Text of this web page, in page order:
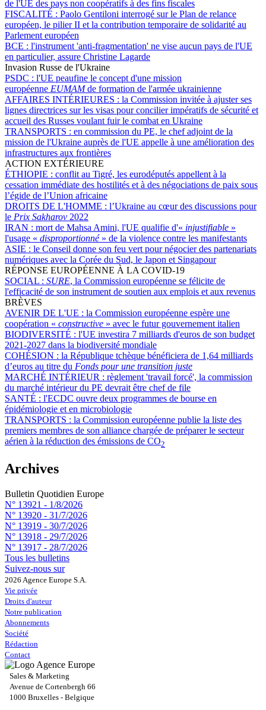
de l'UE des pays non coopératifs à des fins fiscales
FISCALITÉ : Paolo Gentiloni interrogé sur le Plan de relance
européen, le pilier II et la contribution temporaire de solidarité au
Parlement européen
BCE : l'instrument 'anti-fragmentation' ne vise aucun pays de l'UE
en particulier, assure Christine Lagarde
Invasion Russe de l'Ukraine
PSDC : l'UE peaufine le concept d'une mission
européenne EUMAMde formation de l'armée ukrainienne
AFFAIRES INTÉRIEURES : la Commission invitée à ajuster ses
lignes directrices sur les visas pour concilier impératifs de sécurité et
accueil des Russes voulant fuir le combat en Ukraine
TRANSPORTS : en commission du PE, le chef adjoint de la
mission de l'Ukraine auprès de l'UE appelle à une amélioration des
infrastructures aux frontières
ACTION EXTÉRIEURE
ÉTHIOPIE : conflit au Tigré, les eurodéputés appellent à la
cessation immédiate des hostilités et à des négociations de paix sous
l’égide de l’Union africaine
DROITS DE L'HOMME : l’Ukraine au cœur des discussions pour
le Prix Sakharov 2022
IRAN : mort de Mahsa Amini, l'UE qualifie d'« injustifiable »
l'usage « disproportionné » de la violence contre les manifestants
ASIE : le Conseil donne son feu vert pour négocier des partenariats
numériques avec la Corée du Sud, le Japon et Singapour
RÉPONSE EUROPÉENNE À LA COVID-19
SOCIAL : SURE, la Commission européenne se félicite de
l'efficacité de son instrument de soutien aux emplois et aux revenus
BRÈVES
AVENIR DE L'UE : la Commission européenne espère une
coopération « constructive » avec le futur gouvernement italien
BIODIVERSITÉ : l'UE investira 7 milliards d'euros de son budget
2021-2027 dans la biodiversité mondiale
COHÉSION : la République tchèque bénéficiera de 1,64 milliards
d’euros au titre du Fonds pour une transition juste
MARCHÉ INTÉRIEUR : règlement 'travail forcé', la commission
du marché intérieur du PE devrait être chef de file
SANTÉ : l'ECDC ouvre deux programmes de bourse en
épidémiologie et en microbiologie
TRANSPORTS : la Commission européenne publie la liste des
premiers membres de son alliance chargée de préparer le secteur
aérien à la réduction des émissions de CO2
Archives
Bulletin Quotidien Europe
N° 13921 - 1/8/2026
N° 13920 - 31/7/2026
N° 13919 - 30/7/2026
N° 13918 - 29/7/2026
N° 13917 - 28/7/2026
Tous les bulletins
Suivez-nous sur
2026 Agence Europe S.A.
Vie privée
Droits d'auteur
Notre publication
Abonnements
Société
Rédaction
Contact
Sales & Marketing
Avenue de Cortenbergh 66
1000 Bruxelles - Belgique